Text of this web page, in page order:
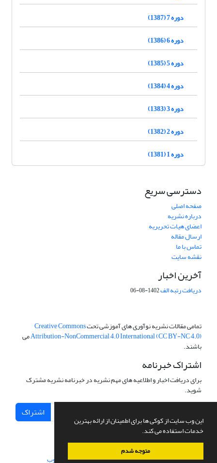
این وب سایت از کوکی ها برای اطمینان از ارائه بهترین
خدمات استفاده می کند.
متوجه شدم
دوره 7 (1387)
دوره 6 (1386)
دوره 5 (1385)
دوره 4 (1384)
دوره 3 (1383)
دوره 2 (1382)
دوره 1 (1381)
دسترسی سریع
صفحه اصلی
درباره نشریه
اعضای هیات تحریریه
ارسال مقاله
تماس با ما
نقشه سایت
آخرین اخبار
دریافت رتبه الف1402-08-06
تمامی مقالات نشریه نوآوری های آموزشی تحتCreative Commons
Attribution-NonCommercial 4.0 International (CC BY-NC 4.0)می
باشند.
اشتراک خبرنامه
برای دریافت اخبار و اطلاعیه های مهم نشریه در خبرنامه نشریه مشترک
شوید.
اشتراک
سامانه مدیریت نشریات علمی.طراحی و پیاده سازی از سیناوب